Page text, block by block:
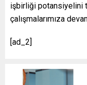
işbirliği potansiyelini
çalışmalarımıza
[ad_2]